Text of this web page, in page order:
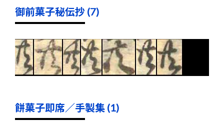
御前菓子秘伝抄 (7)
餅菓子即席／手製集 (1)